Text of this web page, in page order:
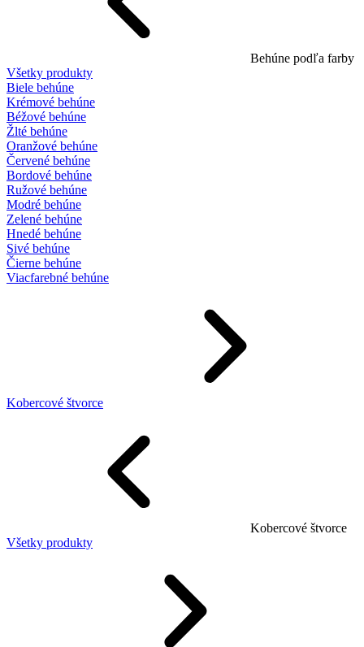
Behúne podľa farby
Všetky produkty
Biele behúne
Krémové behúne
Béžové behúne
Žlté behúne
Oranžové behúne
Červené behúne
Bordové behúne
Ružové behúne
Modré behúne
Zelené behúne
Hnedé behúne
Sivé behúne
Čierne behúne
Viacfarebné behúne
Kobercové štvorce
Kobercové štvorce
Všetky produkty